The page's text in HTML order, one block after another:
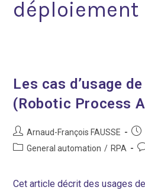
déploiement
Les cas d’usage
(Robotic Process
Auteur/autrice
de
Arnaud-François FAUSSE
PostGeneral automation / RPA
Cet article décrit des usages